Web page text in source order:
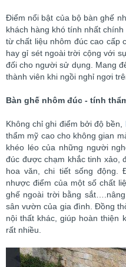
Điểm nổi bật của bộ bàn ghế
khách hàng khó tính nhất
từ chất liệu nhôm đúc cao cấp
hay gỉ sét ngoài trời cộng với
đối cho người sử dụng. Mang
thành viên khi ngồi nghỉ ngơi
Bàn ghế nhôm đúc - tính
Không chỉ ghi điểm bởi độ bền,
thẩm mỹ cao cho không gian
khéo léo của những người
đúc được chạm khắc tinh xảo,
hoa văn, chi tiết sống động.
nhược điểm của một số chất
ghế ngoài trời bằng
sân vườn của gia đình. Đồng
nội thất khác, giúp hoàn thiện
rất nhiều.